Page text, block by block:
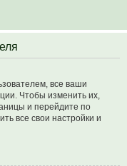
все ваши
Чтобы изменить их,
и перейдите по
все свои настройки и